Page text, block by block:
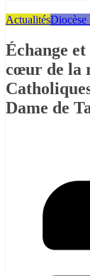
ActualitésDiocèse
Échange
cœur de la
Dame de